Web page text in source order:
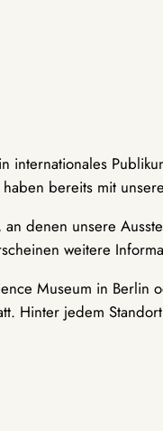
internationales
bereits mit
denen unsere
weitere
Museum in Berlin
Hinter jedem